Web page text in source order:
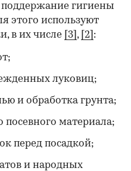
гигиены
этого используют
в их числе
[3] , [2] :
луковиц;
и обработка грунта;
посевного материала;
перед посадкой;
и народных